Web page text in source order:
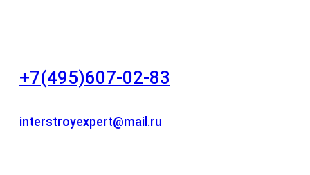
+7(495)607-02-83
interstroyexpert@mail.ru